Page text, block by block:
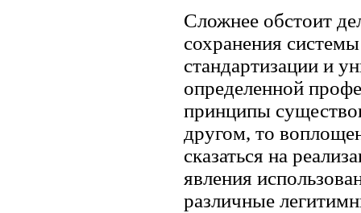
Сложнее обстоит
сохранения
стандартизации и
определенной
принципы
другом, то
сказаться на
явления
различные